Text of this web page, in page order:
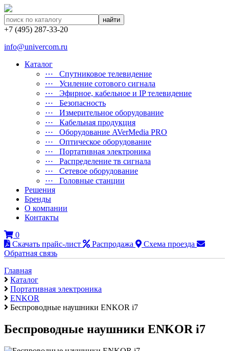
найти
+7 (495) 287-33-20
info@univercom.ru
Каталог
⋯ Cпутниковое телевидение
⋯ Усиление сотового сигнала
⋯ Эфирное, кабельное и IP телевидение
⋯ Безопасность
⋯ Измерительное оборудование
⋯ Кабельная продукция
⋯ Оборудование AVerMedia PRO
⋯ Оптическое оборудование
⋯ Портативная электроника
⋯ Распределение тв сигнала
⋯ Сетевое оборудование
⋯ Головные станции
Решения
Бренды
О компании
Контакты
0
Скачать прайс-лист
Распродажа
Схема проезда
Обратная связь
Главная
Каталог
Портативная электроника
ENKOR
Беспроводные наушники ENKOR i7
Беспроводные наушники ENKOR i7